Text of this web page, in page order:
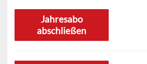
Jahresabo
abschließen